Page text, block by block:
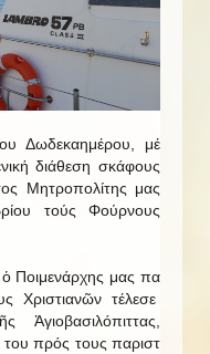
Δωδεκαημέρου, μέ
διάθεση σκάφους
Μητροπολίτης μας
τούς Φούρνους
Ποιμενάρχης μας πα
Χριστιανῶν τέλεσε
του πρός τους παριστ